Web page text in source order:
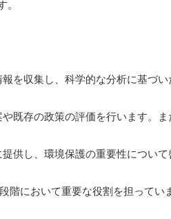
。
を収集し、科学的な分析に基づ
既存の政策の評価を行います。
供し、環境保護の重要性について
において重要な役割を担ってい